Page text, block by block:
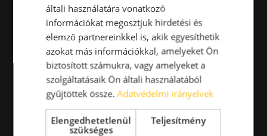
általi használatára vonatkozó
információkat megosztjuk hirdetési és
elemző partnereinkkel is, akik egyesíthetik
azokat más információkkal, amelyeket Ön
biztosított számukra, vagy amelyeket a
szolgáltatásaik Ön általi használatából
gyűjtöttek össze.Adatvédelmi irányelvek
Elengedhetetlenül
szükséges
Teljesítmény